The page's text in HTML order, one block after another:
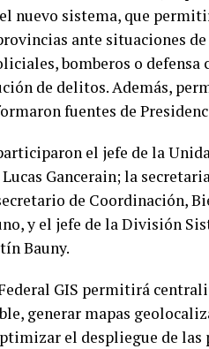
nuevo sistema, que
ante situaciones
bomberos o
de delitos. Además,
fuentes de
el jefe de la
Gancerain; la
de Coordinación,
y el jefe de la División
Bauny.
GIS permitirá
generar mapas
el despliegue de